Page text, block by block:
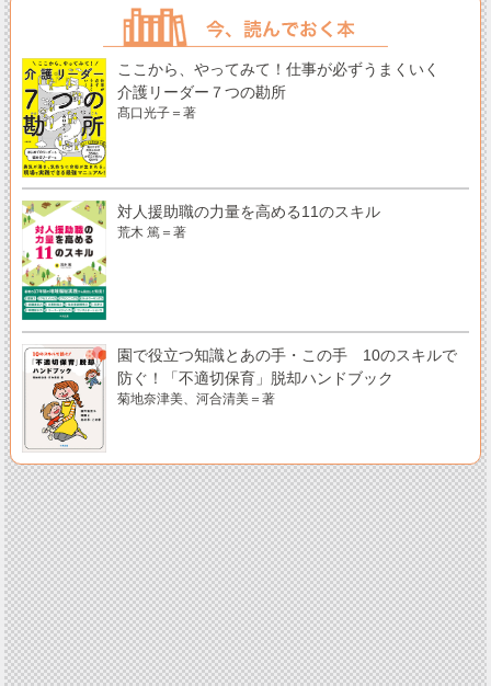
ここから、やってみて！仕事が必ずうまくいく
介護リーダー７つの勘所
髙口光子＝著
対人援助職の力量を高める11のスキル
荒木 篤＝著
園で役立つ知識とあの手・この手 10のスキルで
防ぐ！「不適切保育」脱却ハンドブック
菊地奈津美、河合清美＝著